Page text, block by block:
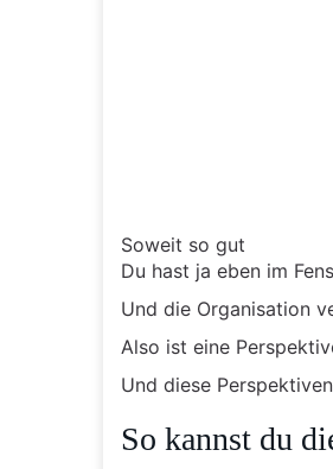
Soweit so gut
Du hast ja eben im
Und die Organisation
Also ist eine
Und diese
So kannst du